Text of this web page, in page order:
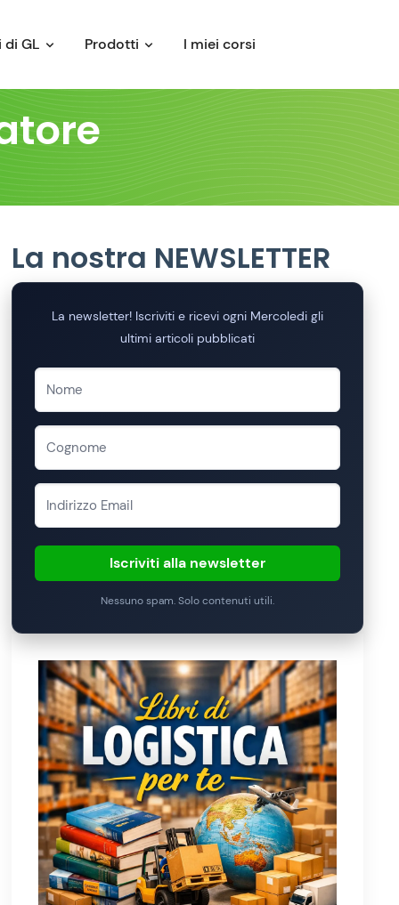
di GL Prodotti I miei corsi
La nostra NEWSLETTER
La newsletter! Iscriviti e ricevi ogni Mercoledi gli
ultimi articoli pubblicati
Iscriviti alla newsletter
Nessuno spam. Solo contenuti utili.